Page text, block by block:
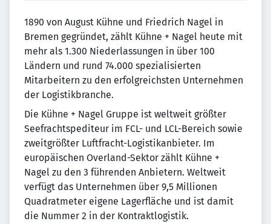
1890 von August Kühne und Friedrich Nagel in
Bremen gegründet, zählt Kühne + Nagel heute mit
mehr als 1.300 Niederlassungen in über 100
Ländern und rund 74.000 spezialisierten
Mitarbeitern zu den erfolgreichsten Unternehmen
der Logistikbranche.
Die Kühne + Nagel Gruppe ist weltweit größter
Seefrachtspediteur im FCL- und LCL-Bereich sowie
zweitgrößter Luftfracht-Logistikanbieter. Im
europäischen Overland-Sektor zählt Kühne +
Nagel zu den 3 führenden Anbietern. Weltweit
verfügt das Unternehmen über 9,5 Millionen
Quadratmeter eigene Lagerfläche und ist damit
die Nummer 2 in der Kontraktlogistik.